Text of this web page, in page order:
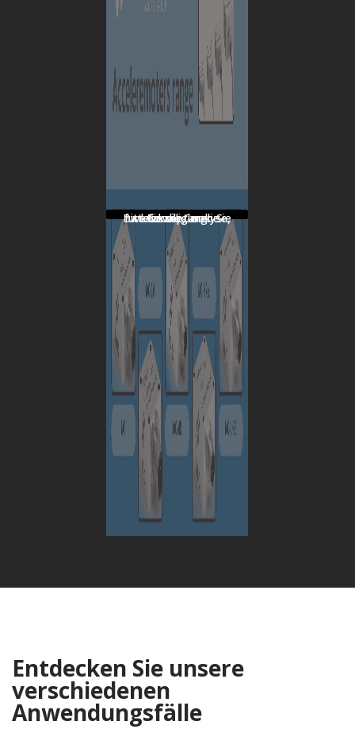
Bitte akzeptieren Sie funktionale, analyse, werbe die Cookie-Einwilligung
Entdecken Sie unsere
verschiedenen
Anwendungsfälle